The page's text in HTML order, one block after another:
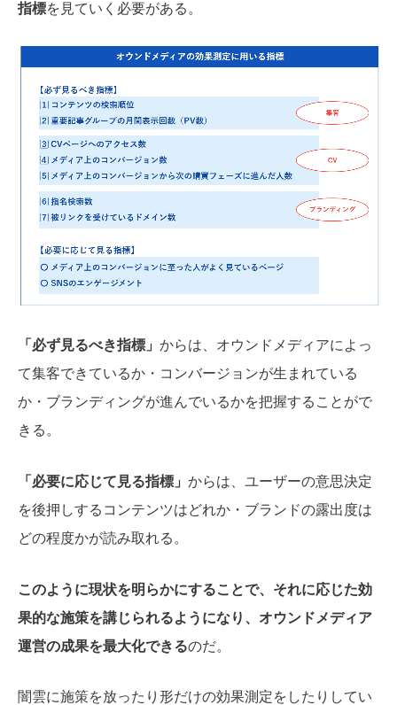
指標を見ていく必要がある。
「必ず見るべき指標」 からは、オウンドメディアによっ
て集客できているか・コンバージョンが生まれている
か・ブランディングが進んでいるかを把握することがで
きる。
「必要に応じて見る指標」 からは、ユーザーの意思決定
を後押しするコンテンツはどれか・ブランドの露出度は
どの程度かが読み取れる。
このように現状を明らかにすることで、それに応じた効
果的な施策を講じられるようになり、オウンドメディア
運営の成果を最大化できるのだ。
闇雲に施策を放ったり形だけの効果測定をしたりしてい